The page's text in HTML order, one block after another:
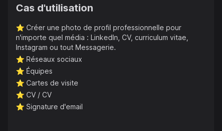
Cas d'utilisation
⭐️ Créer une photo de profil professionnelle pour
n'importe quel média : LinkedIn, CV, curriculum vitae,
Instagram ou tout Messagerie.
⭐️ Réseaux sociaux
⭐️ Équipes
⭐️ Cartes de visite
⭐️ CV / CV
⭐️ Signature d'email